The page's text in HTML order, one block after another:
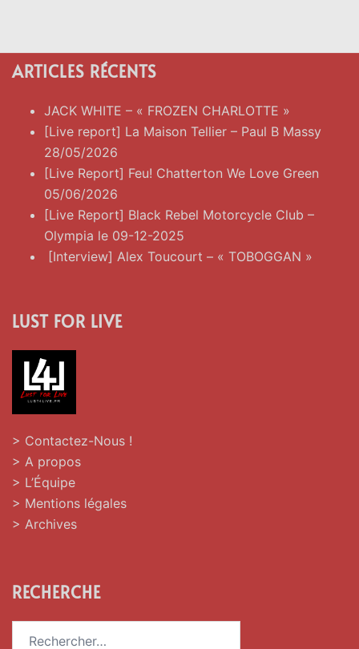
ARTICLES RÉCENTS
JACK WHITE – « FROZEN CHARLOTTE »
[Live report] La Maison Tellier – Paul B Massy
28/05/2026
[Live Report] Feu! Chatterton We Love Green
05/06/2026
[Live Report] Black Rebel Motorcycle Club –
Olympia le 09-12-2025
[Interview] Alex Toucourt – « TOBOGGAN »
LUST FOR LIVE
> Contactez-Nous !
> A propos
> L’Équipe
> Mentions légales
> Archives
RECHERCHE